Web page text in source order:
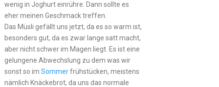
wenig in Joghurt einrühre. Dann sollte es
eher meinen Geschmack treffen.
Das Müsli gefällt uns jetzt, da es so warm ist,
besonders gut, da es zwar lange satt macht,
aber nicht schwer im Magen liegt. Es ist eine
gelungene Abwechslung zu dem was wir
sonst so im Sommerfrühstücken, meistens
nämlich Knäckebrot, da uns das normale